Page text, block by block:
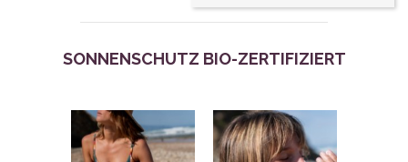
SONNENSCHUTZ BIO-ZERTIFIZIERT